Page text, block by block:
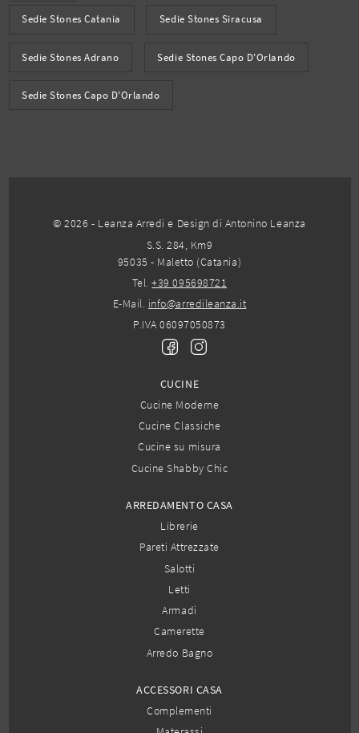
Sedie Stones Catania Sedie Stones Siracusa
Sedie Stones Adrano Sedie Stones Capo D'Orlando
Sedie Stones Capo D'Orlando
© 2026 - Leanza Arredi e Design di Antonino Leanza
S.S. 284, Km9
95035 - Maletto (Catania)
Tel.+39 095698721
E-Mail. info@arredileanza.it
P.IVA 06097050873
CUCINE
Cucine Moderne
Cucine Classiche
Cucine su misura
Cucine Shabby Chic
ARREDAMENTO CASA
Librerie
Pareti Attrezzate
Salotti
Letti
Armadi
Camerette
Arredo Bagno
ACCESSORI CASA
Complementi